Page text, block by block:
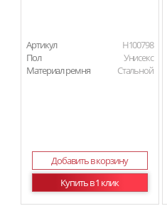
Артикул
H100798
Пол
Унисекс
Материал ремня
Стальной
Добавить в корзину
Купить в 1 клик